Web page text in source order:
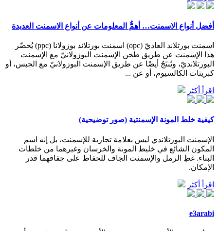
أفضل أنواع الاسمنت… أهمُّ المعلومات عن أنواع الاسمنت العديدة
اسمنت بورتلاند العاديّ (opc) اسمنت بورتلاند بوزولانا (ppc) يُحضّر
هذا الإسمنت عن طريق طحن الإسمنت البوزولانيّ مع الإسمنت
البورتلانديّ، ويُنتَجُ أيضًا عن طريق الإسمنت البوزولانيّ مع الجبس، أو
كبريتات الكالسيوم، أو عن ...
اقرأ أكثر
كيفية خلط المونة الإسمنتية (صور توضيحية)
الإسمنت البورتلاندي ليس بعلامة تجارية للإسمنت، بل إنه اسم
المكون الشائع في خليط المونة والخرسان وغيرهما من خلطات
البناء. غطِ الرمل والإسمنت الجاف للحفاظ على جفافهما قدر
الإمكان.
اقرأ أكثر
e3arabi